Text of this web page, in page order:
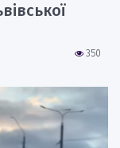
350